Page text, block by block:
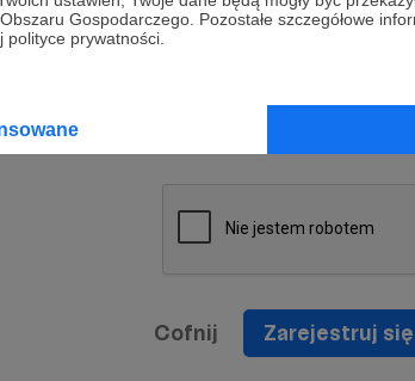
Gospodarczego. Pozostałe szczegółowe
prywatności.
na
osobowych podanych w formularzu
prawidłowego świadczenia usług
informacji handlowych -
Cofnij Zarejestruj